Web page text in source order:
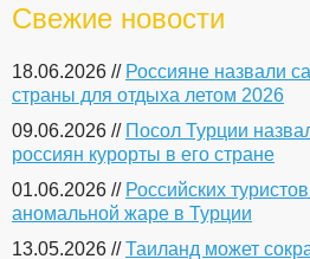
Свежие новости
18.06.2026 // Россияне назвали
страны для отдыха летом 2026
09.06.2026 // Посол Турции
россиян курорты в его стране
01.06.2026 // Российских
аномальной жаре в Турции
13.05.2026 //Таиланд может